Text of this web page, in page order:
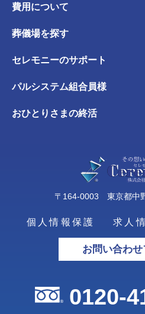
費用について
葬儀場を探す
セレモニーのサポート
パルシステム組合員様
おひとりさまの終活
〒164-0003 東京都中
個人情報保護 求人
お問い合わ
0120-